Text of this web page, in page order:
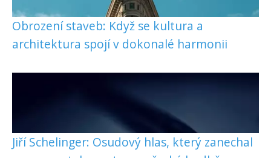
Obrození staveb: Když se kultura a
architektura spojí v dokonalé harmonii
Jiří Schelinger: Osudový hlas, který zanechal